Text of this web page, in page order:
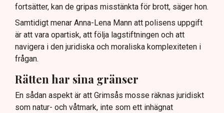
fortsätter, kan de gripas misstänkta för brott, säger hon.
Samtidigt menar Anna-Lena Mann att polisens uppgift
är att vara opartisk, att följa lagstiftningen och att
navigera i den juridiska och moraliska komplexiteten i
frågan.
Rätten har sina gränser
En sådan aspekt är att Grimsås mosse räknas juridiskt
som natur- och våtmark, inte som ett inhägnat